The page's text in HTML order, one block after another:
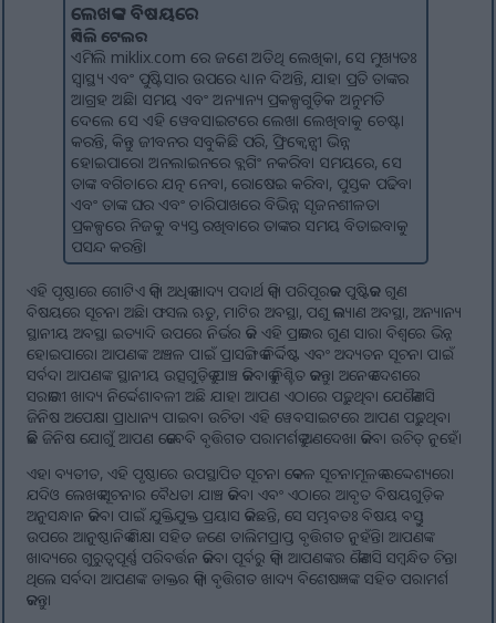
ଲେଖକଙ୍କ ବିଷୟରେ
ଏମିଲି ଟେଲର
ଏମିଲି miklix.com ରେ ଜଣେ ଅତିଥି ଲେଖିକା, ସେ ମୁଖ୍ୟତଃ
ସ୍ୱାସ୍ଥ୍ୟ ଏବଂ ପୁଷ୍ଟିସାର ଉପରେ ଧ୍ୟାନ ଦିଅନ୍ତି, ଯାହା ପ୍ରତି ତାଙ୍କର
ଆଗ୍ରହ ଅଛି। ସମୟ ଏବଂ ଅନ୍ୟାନ୍ୟ ପ୍ରକଳ୍ପଗୁଡ଼ିକ ଅନୁମତି
ଦେଲେ ସେ ଏହି ୱେବସାଇଟରେ ଲେଖା ଲେଖିବାକୁ ଚେଷ୍ଟା
କରନ୍ତି, କିନ୍ତୁ ଜୀବନର ସବୁକିଛି ପରି, ଫ୍ରିକ୍ୱେନ୍ସୀ ଭିନ୍ନ
ହୋଇପାରେ। ଅନଲାଇନରେ ବ୍ଲଗିଂ ନକରିବା ସମୟରେ, ସେ
ତାଙ୍କ ବଗିଚାରେ ଯତ୍ନ ନେବା, ରୋଷେଇ କରିବା, ପୁସ୍ତକ ପଢିବା
ଏବଂ ତାଙ୍କ ଘର ଏବଂ ଚାରିପାଖରେ ବିଭିନ୍ନ ସୃଜନଶୀଳତା
ପ୍ରକଳ୍ପରେ ନିଜକୁ ବ୍ୟସ୍ତ ରଖିବାରେ ତାଙ୍କର ସମୟ ବିତାଇବାକୁ
ପସନ୍ଦ କରନ୍ତି।
ଏହି ପୃଷ୍ଠାରେ ଗୋଟିଏ କିମ୍ବା ଅଧିକ ଖାଦ୍ୟ ପଦାର୍ଥ କିମ୍ବା ପରିପୂରକର ପୁଷ୍ଟିକର ଗୁଣ
ବିଷୟରେ ସୂଚନା ଅଛି। ଫସଲ ଋତୁ, ମାଟିର ଅବସ୍ଥା, ପଶୁ କଲ୍ୟାଣ ଅବସ୍ଥା, ଅନ୍ୟାନ୍ୟ
ସ୍ଥାନୀୟ ଅବସ୍ଥା ଇତ୍ୟାଦି ଉପରେ ନିର୍ଭର କରି ଏହି ପ୍ରକାରର ଗୁଣ ସାରା ବିଶ୍ୱରେ ଭିନ୍ନ
ହୋଇପାରେ। ଆପଣଙ୍କ ଅଞ୍ଚଳ ପାଇଁ ପ୍ରାସଙ୍ଗିକ ନିର୍ଦ୍ଦିଷ୍ଟ ଏବଂ ଅଦ୍ୟତନ ସୂଚନା ପାଇଁ
ସର୍ବଦା ଆପଣଙ୍କ ସ୍ଥାନୀୟ ଉତ୍ସଗୁଡ଼ିକୁ ଯାଞ୍ଚ କରିବାକୁ ନିଶ୍ଚିତ କରନ୍ତୁ। ଅନେକ ଦେଶରେ
ସରକାରୀ ଖାଦ୍ୟ ନିର୍ଦ୍ଦେଶାବଳୀ ଅଛି ଯାହା ଆପଣ ଏଠାରେ ପଢ଼ୁଥିବା ଯେକୌଣସି
ଜିନିଷ ଅପେକ୍ଷା ପ୍ରାଧାନ୍ୟ ପାଇବା ଉଚିତ। ଏହି ୱେବସାଇଟରେ ଆପଣ ପଢ଼ୁଥିବା
କିଛି ଜିନିଷ ଯୋଗୁଁ ଆପଣ କେବେବି ବୃତ୍ତିଗତ ପରାମର୍ଶକୁ ଅଣଦେଖା କରିବା ଉଚିତ୍ ନୁହେଁ।
ଏହା ବ୍ୟତୀତ, ଏହି ପୃଷ୍ଠାରେ ଉପସ୍ଥାପିତ ସୂଚନା କେବଳ ସୂଚନାମୂଳକ ଉଦ୍ଦେଶ୍ୟରେ।
ଯଦିଓ ଲେଖକ ସୂଚନାର ବୈଧତା ଯାଞ୍ଚ କରିବା ଏବଂ ଏଠାରେ ଆବୃତ ବିଷୟଗୁଡ଼ିକ
ଅନୁସନ୍ଧାନ କରିବା ପାଇଁ ଯୁକ୍ତିଯୁକ୍ତ ପ୍ରୟାସ କରିଛନ୍ତି, ସେ ସମ୍ଭବତଃ ବିଷୟ ବସ୍ତୁ
ଉପରେ ଆନୁଷ୍ଠାନିକ ଶିକ୍ଷା ସହିତ ଜଣେ ତାଲିମପ୍ରାପ୍ତ ବୃତ୍ତିଗତ ନୁହଁନ୍ତି। ଆପଣଙ୍କ
ଖାଦ୍ୟରେ ଗୁରୁତ୍ୱପୂର୍ଣ୍ଣ ପରିବର୍ତ୍ତନ କରିବା ପୂର୍ବରୁ କିମ୍ବା ଆପଣଙ୍କର କୌଣସି ସମ୍ବନ୍ଧିତ ଚିନ୍ତା
ଥିଲେ ସର୍ବଦା ଆପଣଙ୍କ ଡାକ୍ତର କିମ୍ବା ବୃତ୍ତିଗତ ଖାଦ୍ୟ ବିଶେଷଜ୍ଞଙ୍କ ସହିତ ପରାମର୍ଶ
କରନ୍ତୁ।